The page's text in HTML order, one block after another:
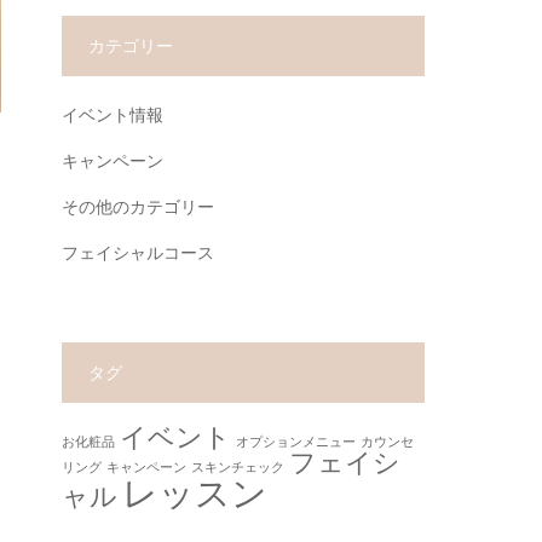
カテゴリー
イベント情報
キャンペーン
その他のカテゴリー
フェイシャルコース
タグ
お化粧品 イベント オプションメニュー カウンセ
リング キャンペーン スキンチェック
フェイシ
ャル レッスン